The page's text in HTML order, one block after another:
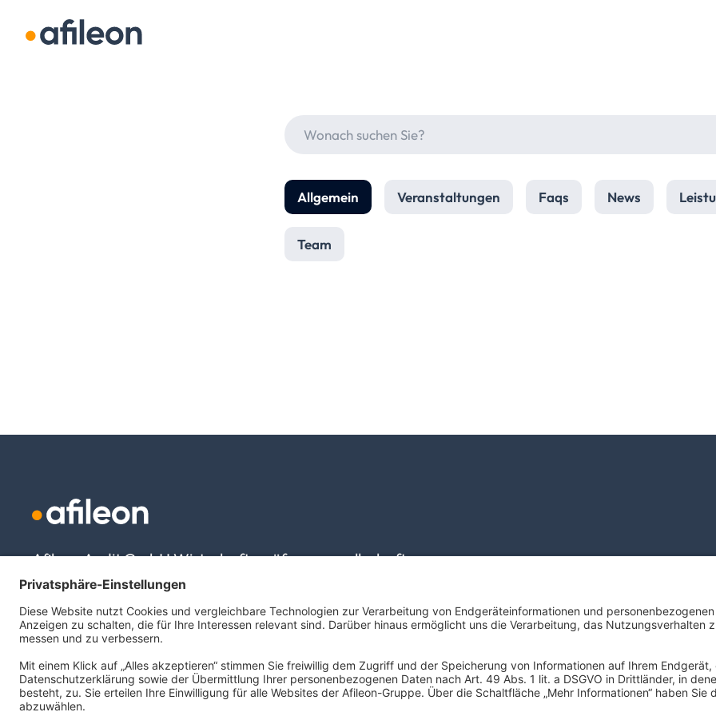
Navigation überspringen
Allgemein Veranstaltungen Faqs News
Team
Afileon Audit GmbH Wirtschaftsprüfungsgesellschaft
Raiffeisenallee 9
82041 Oberhaching
info@afileon.com